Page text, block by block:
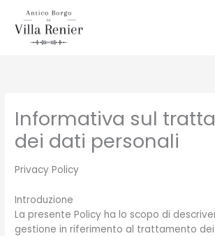
content
Informativa sul
dei dati personali
Privacy Policy
Introduzione
La presente Policy ha lo scopo di
gestione in riferimento al trattamento